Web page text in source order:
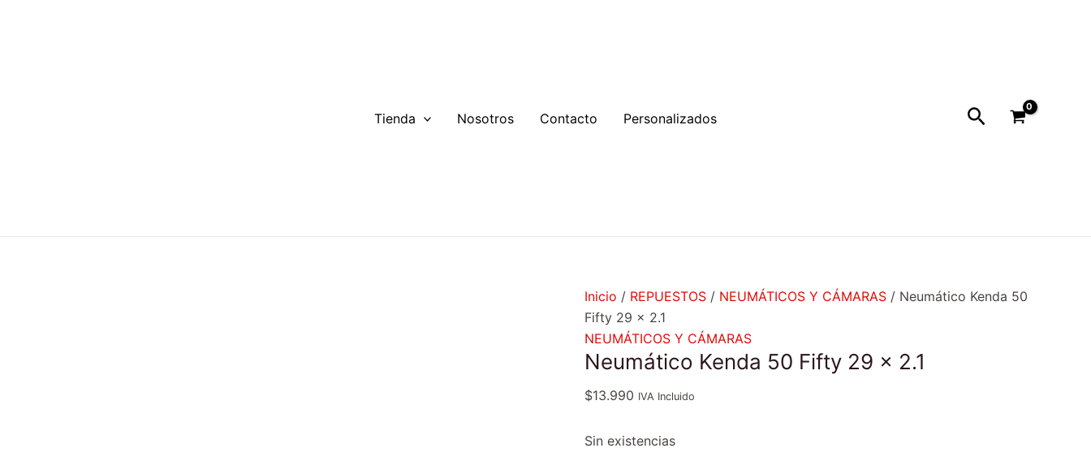
Tienda Nosotros Contacto Personalizados Buscar
Inicio / REPUESTOS / NEUMÁTICOS Y CÁMARAS / Neumático Kenda 50
Fifty 29 x 2.1
NEUMÁTICOS Y CÁMARAS
Neumático Kenda 50 Fifty 29 x 2.1
$13.990 IVA Incluido
Sin existencias